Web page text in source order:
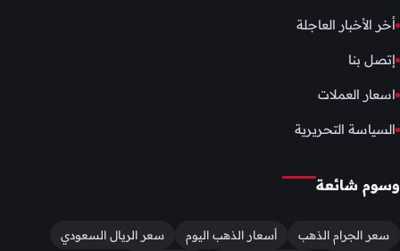
أخر الأخبار العاجلة
إتصل بنا
اسعار العملات
السياسة التحريرية
وسوم شائعة
سعر الجرام الذهب أسعار الذهب اليوم
سعر الريال السعودي